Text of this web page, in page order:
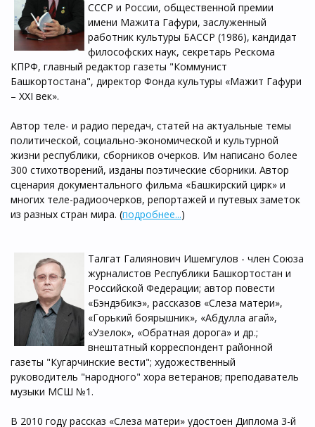
СССР и России, общественной премии
имени Мажита Гафури, заслуженный
работник культуры БАССР (1986), кандидат
философских наук, секретарь Рескома
КПРФ, главный редактор газеты "Коммунист
Башкортостана", директор Фонда культуры «Мажит Гафури
– XXI век».
Автор теле- и радио передач, статей на актуальные темы
политической, социально-экономической и культурной
жизни республики, сборников очерков. Им написано более
300 стихотворений, изданы поэтические сборники. Автор
сценария документального фильма «Башкирский цирк» и
многих теле-радиоочерков, репортажей и путевых заметок
из разных стран мира. (подробнее...)
Талгат Галиянович Ишемгулов - член Союза
журналистов Республики Башкортостан и
Российской Федерации; автор повести
«Бэндэбикэ», рассказов «Слеза матери»,
«Горький боярышник», «Абдулла агай»,
«Узелок», «Обратная дорога» и др.;
внештатный корреспондент районной
газеты "Кугарчинские вести"; художественный
руководитель "народного" хора ветеранов; преподаватель
музыки МСШ №1.
В 2010 году рассказ «Слеза матери» удостоен Диплома 3-й